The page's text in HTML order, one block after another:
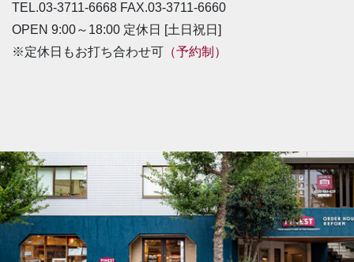
TEL.03-3711-6668 FAX.03-3711-6660
OPEN 9:00～18:00 定休日 [土日祝日]
※定休日もお打ち合わせ可 （予約制）